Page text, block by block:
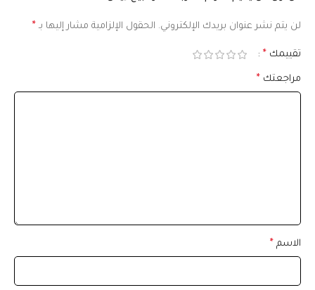
لن يتم نشر عنوان بريدك الإلكتروني. الحقول الإلزامية مشار إليها بـ *
تقييمك *
مراجعتك *
الاسم *